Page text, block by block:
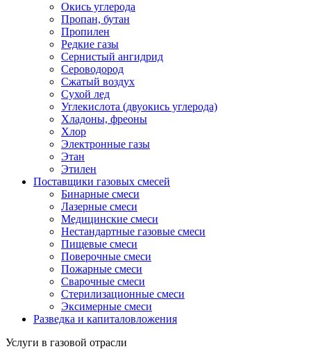
Окись углерода
Пропан, бутан
Пропилен
Редкие газы
Сернистый ангидрид
Сероводород
Сжатый воздух
Сухой лед
Углекислота (двуокись углерода)
Хладоны, фреоны
Хлор
Электронные газы
Этан
Этилен
Поставщики газовых смесей
Бинарные смеси
Лазерные смеси
Медицинские смеси
Нестандартные газовые смеси
Пищевые смеси
Поверочные смеси
Пожарные смеси
Сварочные смеси
Стерилизационные смеси
Эксимерные смеси
Разведка и капиталовложения
Услуги в газовой отрасли